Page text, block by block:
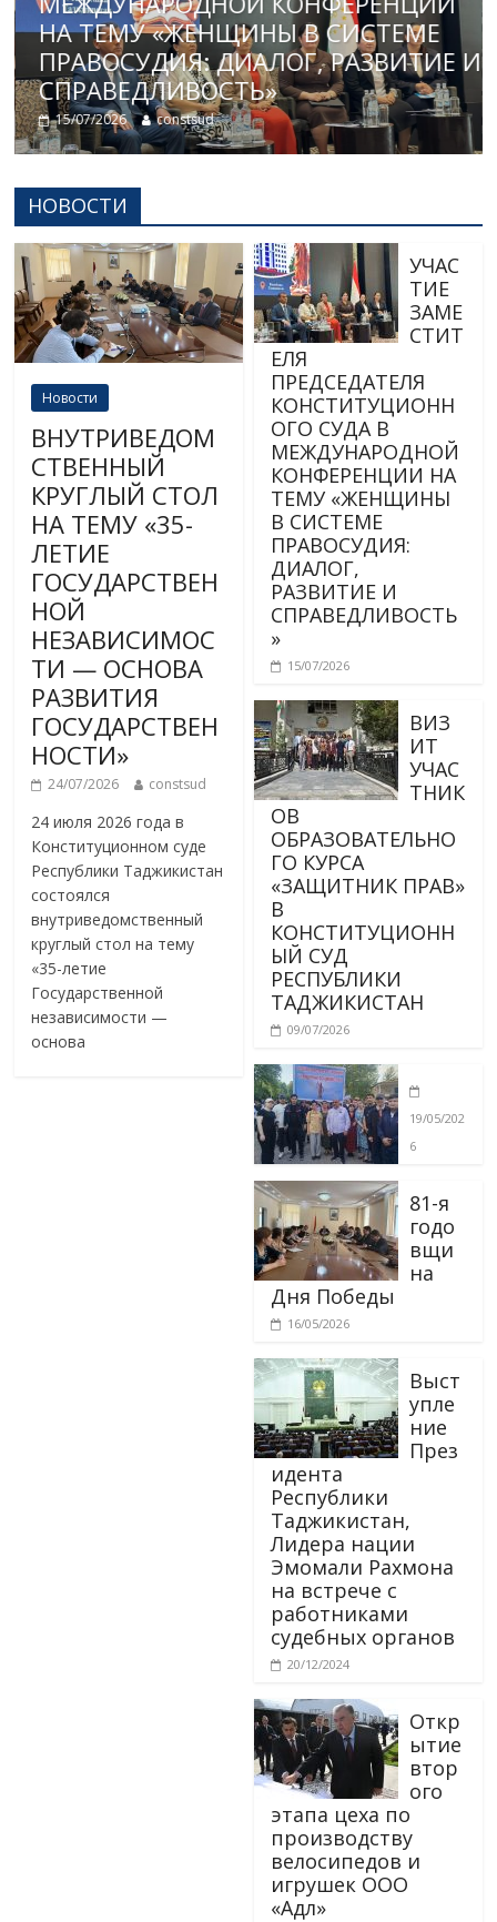
НА ТЕМУ «ЖЕНЩИНЫ В СИСТЕМЕ
ПРАВОСУДИЯ: ДИАЛОГ, РАЗВИТИЕ И
СПРАВЕДЛИВОСТЬ»
15/07/2026 constsud
НОВОСТИ
Новости
ВНУТРИВЕДОМ
СТВЕННЫЙ
КРУГЛЫЙ СТОЛ
НА ТЕМУ «35-
ЛЕТИЕ
ГОСУДАРСТВЕН
НОЙ
НЕЗАВИСИМОС
ТИ — ОСНОВА
РАЗВИТИЯ
ГОСУДАРСТВЕН
НОСТИ»
24/07/2026 constsud
24 июля 2026 года в
Конституционном суде
Республики Таджикистан
состоялся
внутриведомственный
круглый стол на тему
«35-летие
Государственной
независимости —
основа
УЧАС
ТИЕ
ЗАМЕ
СТИТ
ЕЛЯ
ПРЕДСЕДАТЕЛЯ
КОНСТИТУЦИОНН
ОГО СУДА В
МЕЖДУНАРОДНОЙ
КОНФЕРЕНЦИИ НА
ТЕМУ «ЖЕНЩИНЫ
В СИСТЕМЕ
ПРАВОСУДИЯ:
ДИАЛОГ,
РАЗВИТИЕ И
СПРАВЕДЛИВОСТЬ
»
15/07/2026
ВИЗ
ИТ
УЧАС
ТНИК
ОВ
ОБРАЗОВАТЕЛЬНО
ГО КУРСА
«ЗАЩИТНИК ПРАВ»
В
КОНСТИТУЦИОНН
ЫЙ СУД
РЕСПУБЛИКИ
ТАДЖИКИСТАН
09/07/2026
19/05/202
6
81-я
годо
вщи
на
Дня Победы
16/05/2026
Выст
упле
ние
През
идента
Республики
Таджикистан,
Лидера нации
Эмомали Рахмона
на встрече с
работниками
судебных органов
20/12/2024
Откр
ытие
втор
ого
этапа цеха по
производству
велосипедов и
игрушек ООО
«Адл»